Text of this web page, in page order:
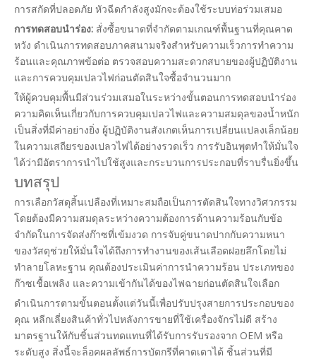
การสกัดที่ปลอดภัย หัวฉีดกำลังสูงมักจะต้องใช้ระบบท่อร่วมเสมอ
การทดสอบนำร่อง: สั่งซื้อขนาดที่จำกัดตามเกณฑ์พื้นฐานที่คุณคาด
หวัง ดำเนินการทดสอบภาคสนามจริงสำหรับความเร็วการทำความ
ร้อนและคุณภาพข้อต่อ ตรวจสอบความสะดวกสบายของผู้ปฏิบัติงาน
และการควบคุมเปลวไฟก่อนตัดสินใจซื้อจำนวนมาก
ให้ผู้ควบคุมพื้นมีส่วนร่วมเสมอในระหว่างขั้นตอนการทดสอบนำร่อง
ความคิดเห็นเกี่ยวกับการควบคุมเปลวไฟและความสมดุลของน้ำหนัก
เป็นสิ่งที่มีค่าอย่างยิ่ง ผู้ปฏิบัติงานสังเกตเห็นการเปลี่ยนแปลงเล็กน้อย
ในความเสถียรของเปลวไฟได้อย่างรวดเร็ว การรับอินพุตทำให้มั่นใจ
ได้ว่ามีอัตราการนำไปใช้สูงและกระบวนการประกอบที่ราบรื่นยิ่งขึ้น
บทสรุป
การเลือกวัสดุสิ้นเปลืองที่เหมาะสมถือเป็นการตัดสินใจทางวิศวกรรม
โดยต้องมีความสมดุลระหว่างความต้องการด้านความร้อนกับข้อ
จำกัดในการจัดส่งก๊าซที่เข้มงวด การจับคู่ขนาดปากกับความหนา
ของวัสดุช่วยให้มั่นใจได้ถึงการทำงานของเส้นเลือดฝอยลึกโดยไม่
ทำลายโลหะฐาน คุณต้องประเมินค่าการนำความร้อน ประเภทของ
ก๊าซเชื้อเพลิง และความเข้ากันได้ของไฟฉายก่อนตัดสินใจเลือก
ดำเนินการตามขั้นตอนตั้งแต่วันนี้เพื่อปรับปรุงสายการประกอบของ
คุณ หลีกเลี่ยงสินค้าทั่วไปหลังการขายที่ใช้เครื่องจักรไม่ดี สร้าง
มาตรฐานให้กับชิ้นส่วนทดแทนที่ได้รับการรับรองจาก OEM หรือ
ระดับสูง สิ่งนี้จะล็อคผลลัพธ์การบัดกรีที่คาดเดาได้ ชิ้นส่วนที่มี